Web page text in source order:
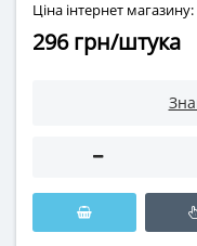
Ціна інтернет магазину:
296 грн/штука